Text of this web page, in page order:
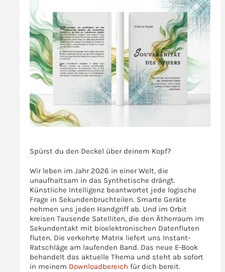
Spürst du den Deckel über deinem Kopf?
Wir leben im Jahr 2026 in einer Welt, die
unaufhaltsam in das Synthetische drängt.
Künstliche Intelligenz beantwortet jede logische
Frage in Sekundenbruchteilen. Smarte Geräte
nehmen uns jeden Handgriff ab. Und im Orbit
kreisen Tausende Satelliten, die den Ätherraum im
Sekundentakt mit bioelektronischen Datenfluten
fluten. Die verkehrte Matrix liefert uns Instant-
Ratschläge am laufenden Band. Das neue E-Book
behandelt das aktuelle Thema und steht ab sofort
in meinem Downloadbereich für dich bereit.